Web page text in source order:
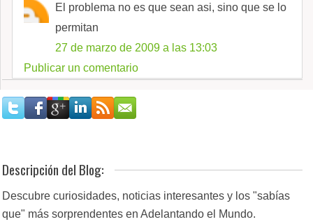
El problema no es que sean asi, sino que se lo
permitan
27 de marzo de 2009 a las 13:03
Publicar un comentario
Descripción del Blog:
Descubre curiosidades, noticias interesantes y los "sabías
que" más sorprendentes en Adelantando el Mundo.